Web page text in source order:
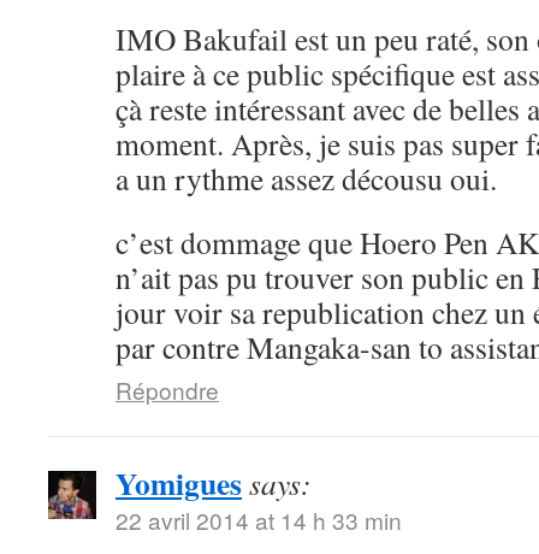
IMO Bakufail est un peu raté,
plaire à ce public spécifique est
çà reste intéressant avec de belles
moment. Après, je suis pas super
a un rythme assez décousu oui.
c’est dommage que Hoero Pen
n’ait pas pu trouver son public en
jour voir sa republication chez un
par contre Mangaka-san to
Répondre
Yomiguessays:
22 avril 2014 at 14 h 33 min